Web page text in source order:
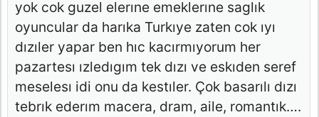
yok cok guzel elerıne emeklerıne saglık
oyuncular da harıka Turkıye zaten cok ıyı
dızıler yapar ben hıc kacırmıyorum her
pazartesı ızledıgım tek dızı ve eskıden seref
meselesı idi onu da kestıler. Çok basarılı dızı
tebrık ederım macera, dram, aile, romantık….